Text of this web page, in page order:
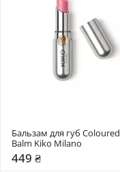
Бальзам для губ Coloured
Balm Kiko Milano
449 ₴